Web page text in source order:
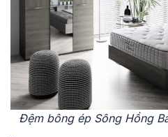
Đệm bông ép Sông Hồng